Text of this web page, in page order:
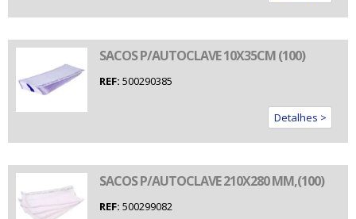
SACOS P/AUTOCLAVE 10X35CM (100)
REF: 500290385
Detalhes >
SACOS P/AUTOCLAVE 210X280 MM,(100)
REF: 500299082